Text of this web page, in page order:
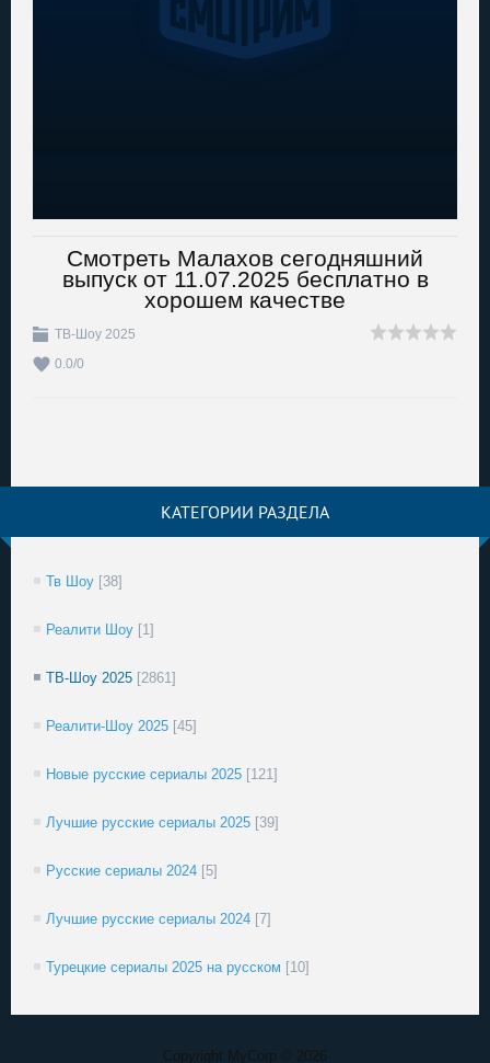
Смотреть Малахов сегодняшний
выпуск от 11.07.2025 бесплатно в
хорошем качестве
ТВ-Шоу 2025
0.0/0
КАТЕГОРИИ РАЗДЕЛА
Тв Шоу [38]
Реалити Шоу [1]
ТВ-Шоу 2025 [2861]
Реалити-Шоу 2025 [45]
Новые русские сериалы 2025 [121]
Лучшие русские сериалы 2025 [39]
Русские сериалы 2024 [5]
Лучшие русские сериалы 2024 [7]
Турецкие сериалы 2025 на русском [10]
Copyright MyCorp © 2026